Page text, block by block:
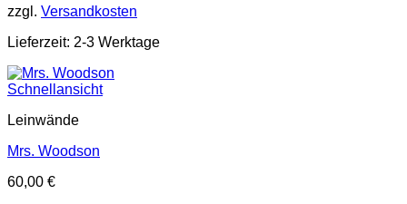
zzgl. Versandkosten
Lieferzeit: 2-3 Werktage
Schnellansicht
Leinwände
Mrs. Woodson
60,00 €